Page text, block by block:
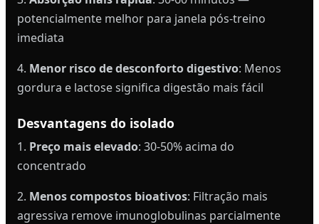
potencialmente melhor para janela pós-treino
imediata
4. Menor risco de desconforto digestivo: Menos
gordura e lactose significa digestão mais fácil
Desvantagens do isolado
1. Preço mais elevado: 30-50% acima do
concentrado
2. Menos compostos bioativos: Filtração mais
agressiva remove imunoglobulinas parcialmente